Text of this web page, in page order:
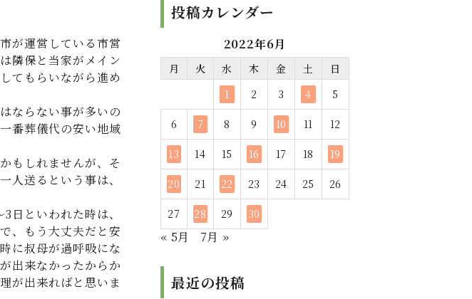
が運営している市営
隣保と当家がメイン
てもらいながら進め
ならない事が多いの
番葬儀代の安い地域
もしれませんが、そ
人送るという事は、
日といわれた時は、
、もう大丈夫だと安
に叔母が過呼吸にな
出来なかったからか
が出来ればと思いま
投稿カレンダー
2022年6月
月 火 水 木 金 土
日
1
2 3 4 5
6 7 8 9 10 11 12
13 14 15 16 17 18 19
20 21 22 23 24 25 26
27 28 29 30
« 5月 7月 »
最近の投稿